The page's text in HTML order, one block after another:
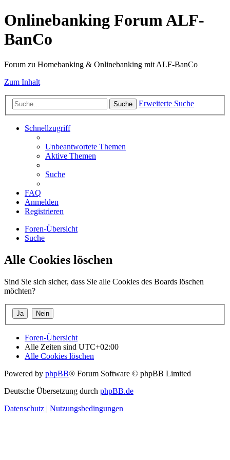
Onlinebanking Forum ALF-
BanCo
Forum zu Homebanking & Onlinebanking mit ALF-BanCo
Zum Inhalt
Suche Erweiterte Suche
Schnellzugriff
Unbeantwortete Themen
Aktive Themen
Suche
FAQ
Anmelden
Registrieren
Foren-Übersicht
Suche
Alle Cookies löschen
Sind Sie sich sicher, dass Sie alle Cookies des Boards löschen
möchten?
Foren-Übersicht
Alle Zeiten sind UTC+02:00
Alle Cookies löschen
Powered by phpBB® Forum Software © phpBB Limited
Deutsche Übersetzung durch phpBB.de
Datenschutz | Nutzungsbedingungen